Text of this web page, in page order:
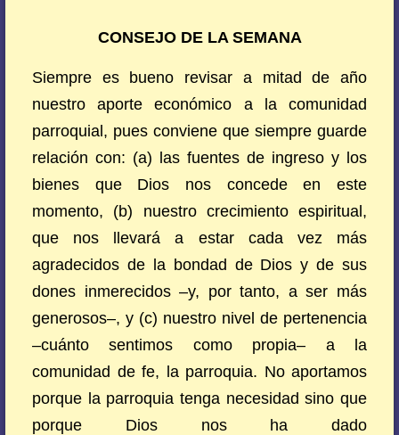
CONSEJO DE LA SEMANA
Siempre es bueno revisar a mitad de año
nuestro aporte económico a la comunidad
parroquial, pues conviene que siempre guarde
relación con: (a) las fuentes de ingreso y los
bienes que Dios nos concede en este
momento, (b) nuestro crecimiento espiritual,
que nos llevará a estar cada vez más
agradecidos de la bondad de Dios y de sus
dones inmerecidos –y, por tanto, a ser más
generosos–, y (c) nuestro nivel de pertenencia
–cuánto sentimos como propia– a la
comunidad de fe, la parroquia. No aportamos
porque la parroquia tenga necesidad sino que
porque Dios nos ha dado